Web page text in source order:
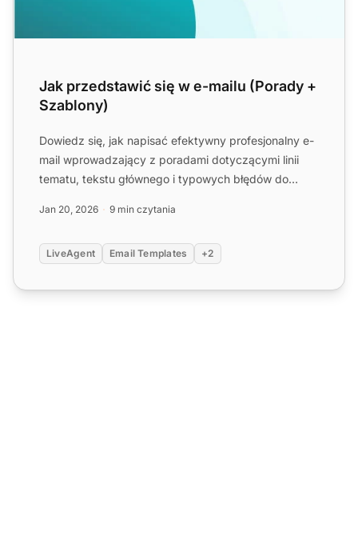
Jak przedstawić się w e-mailu (Porady +
Szablony)
Dowiedz się, jak napisać efektywny profesjonalny e-
mail wprowadzający z poradami dotyczącymi linii
tematu, tekstu głównego i typowych błędów do
Jan 20, 2026 9 min czytania
LiveAgent Email Templates +2